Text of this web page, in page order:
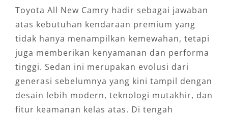
Toyota All New Camry hadir sebagai jawaban
atas kebutuhan kendaraan premium yang
tidak hanya menampilkan kemewahan, tetapi
juga memberikan kenyamanan dan performa
tinggi. Sedan ini merupakan evolusi dari
generasi sebelumnya yang kini tampil dengan
desain lebih modern, teknologi mutakhir, dan
fitur keamanan kelas atas. Di tengah